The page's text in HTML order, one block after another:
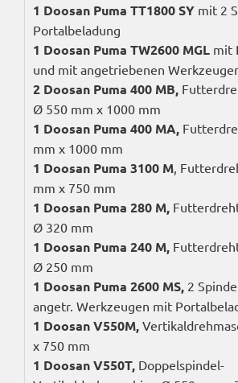
1 Doosan Puma TT1800SY mit 2
Portalbeladung
1 Doosan Puma TW2600 MGL mit
und mit angetriebenen
2 Doosan Puma 400 MB,
Ø 550 mm x 1000 mm
1 Doosan Puma 400 MA,
mm x 1000 mm
1 Doosan Puma 3100 M ,
mm x 750 mm
1 Doosan Puma 280 M,
Ø 320 mm
1 Doosan Puma 240 M,
Ø 250 mm
1 Doosan Puma 2600 MS, 2
angetr. Werkzeugen mit
1 DoosanV550M,
x 750 mm
1 DoosanV550T, Doppelspindel-